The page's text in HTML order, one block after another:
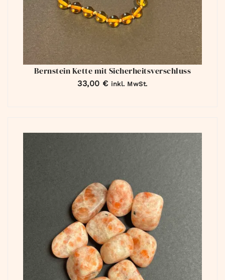
Bernstein Kette mit Sicherheitsverschluss
33,00 € inkl. MwSt.